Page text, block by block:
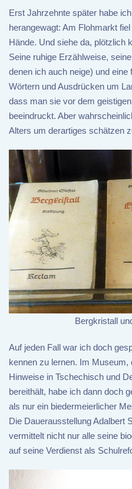
Erst Jahrzehnte später habe
herangewagt: Am Flohmarkt
Hände. Und siehe da, plötzlich
Seine ruhige Erzählweise,
denen ich auch neige) und
Wörtern und Ausdrücken um
dass man sie vor dem
beeindruckt. Aber
Alters um derartiges schätzen
Bergkristall
Auf jeden Fall war ich doch
kennen zu lernen. Im Museum,
Hinweise in Tschechisch und
bereithält, habe ich dann doch
als nur ein biedermeierlicher
Die Dauerausstellung Adalbert
vermittelt nicht nur alle seine
auf seine Verdienst als